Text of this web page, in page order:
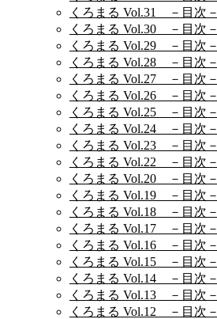
くろまる Vol.31 －目次－
くろまる Vol.30 －目次－
くろまる Vol.29 －目次－
くろまる Vol.28 －目次－
くろまる Vol.27 －目次－
くろまる Vol.26 －目次－
くろまる Vol.25 －目次－
くろまる Vol.24 －目次－
くろまる Vol.23 －目次－
くろまる Vol.22 －目次－
くろまる Vol.20 －目次－
くろまる Vol.19 －目次－
くろまる Vol.18 －目次－
くろまる Vol.17 －目次－
くろまる Vol.16 －目次－
くろまる Vol.15 －目次－
くろまる Vol.14 －目次－
くろまる Vol.13 －目次－
くろまる Vol.12 －目次－